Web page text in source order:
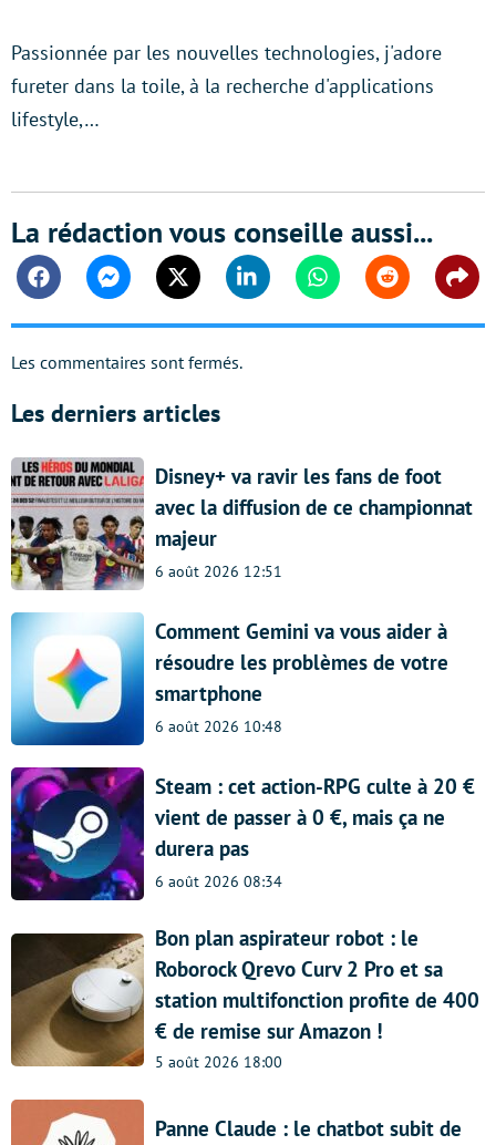
Passionnée par les nouvelles technologies, j'adore
fureter dans la toile, à la recherche d'applications
lifestyle,…
La rédaction vous conseille aussi...
FacebookMessengerTwitter Linkedin WhatsappReddit
Les commentaires sont fermés.
Les derniers articles
Disney+ va ravir les fans de foot
avec la diffusion de ce championnat
majeur
6 août 2026 12:51
Comment Gemini va vous aider à
résoudre les problèmes de votre
smartphone
6 août 2026 10:48
Steam : cet action-RPG culte à 20 €
vient de passer à 0 €, mais ça ne
durera pas
6 août 2026 08:34
Bon plan aspirateur robot : le
Roborock Qrevo Curv 2 Pro et sa
station multifonction profite de 400
€ de remise sur Amazon !
5 août 2026 18:00
Panne Claude : le chatbot subit de